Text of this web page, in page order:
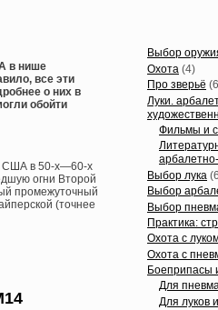
в нише
все эти
о них в
обойти
США в 50-х—60-х
огни Второй
промежуточный
(точнее
Выбор
Охота (4)
Про зверьё
Луки.
Фильмы и
Выбор лука
Выбор
Выбор
Практика:
Охота с
Охота с
Боеприпасы
Для
Для луков